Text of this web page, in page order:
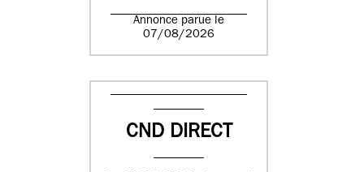
Annonce parue le
07/08/2026
CND DIRECT